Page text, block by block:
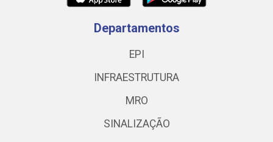
Departamentos
EPI
INFRAESTRUTURA
MRO
SINALIZAÇÃO